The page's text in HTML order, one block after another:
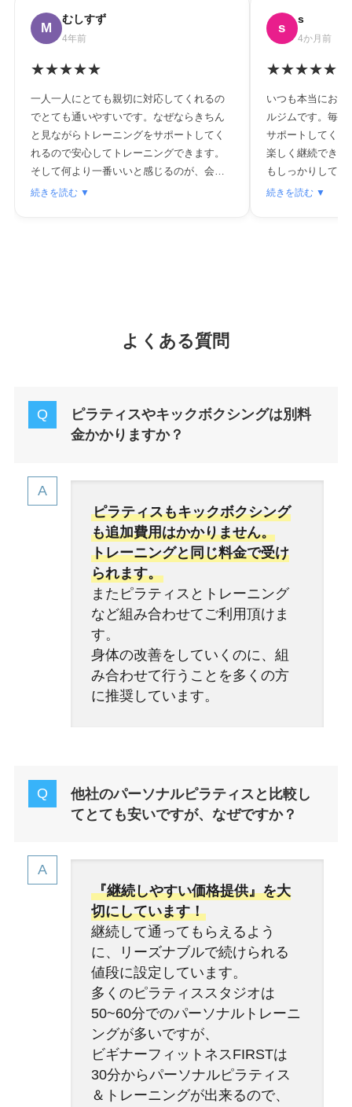
M
むしすず
4年前
★★★★★
一人一人にとても親切に対応してくれるの
でとても通いやすいです。なぜならきちん
と見ながらトレーニングをサポートしてく
れるので安心してトレーニングできます。
そして何より一番いいと感じるのが、会話
しながらトレーニングできるのがいいで
続きを読む ▼
s
s
4か月前
★★★★★
いつも本当にお
ルジムです。毎
サポートしてくれ
楽しく継続できて
もしっかりして
でしてくれるのが
続きを読む ▼
よくある質問
ピラティスやキックボクシングは別料
金かかりますか？
ピラティスもキックボクシング
も追加費用はかかりません。
トレーニングと同じ料金で受け
られます。
またピラティスとトレーニング
など組み合わせてご利用頂けま
す。
身体の改善をしていくのに、組
み合わせて行うことを多くの方
に推奨しています。
他社のパーソナルピラティスと比較し
てとても安いですが、なぜですか？
『継続しやすい価格提供』を大
切にしています！
継続して通ってもらえるよう
に、リーズナブルで続けられる
値段に設定しています。
多くのピラティススタジオは
50~60分でのパーソナルトレーニ
ングが多いですが、
ビギナーフィットネスFIRSTは
30分からパーソナルピラティス
＆トレーニングが出来るので、